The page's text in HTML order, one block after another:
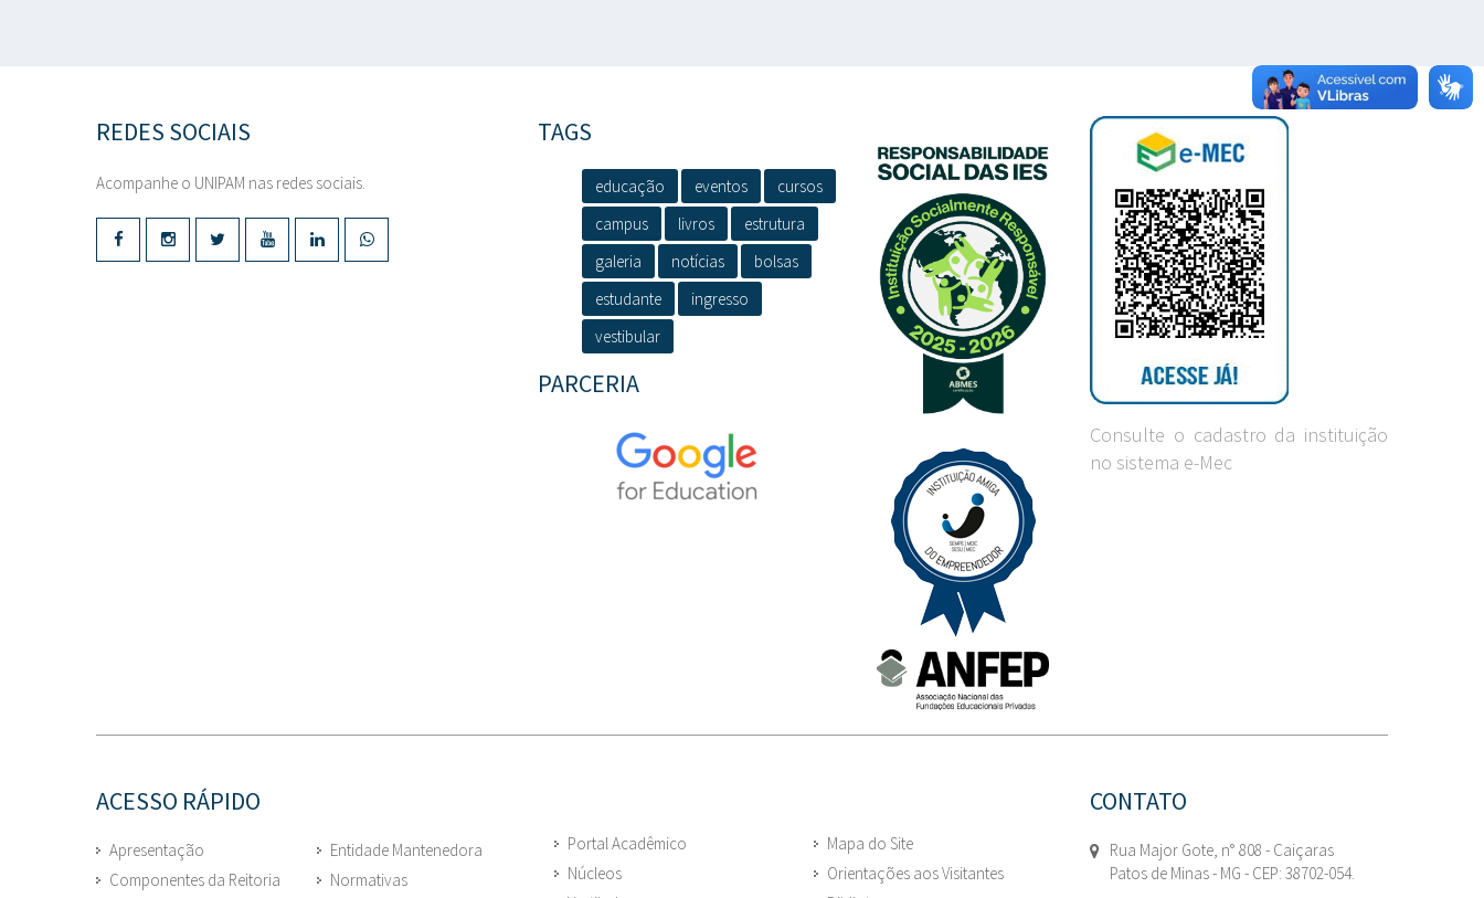
REDES SOCIAIS
Acompanhe o UNIPAM nas redes sociais.
TAGS
educação eventos
cursos
campus
livros
estrutura
galeria
notícias
bolsas
estudante
ingresso
vestibular
PARCERIA
Consulte o cadastro da instituição
no sistema e-Mec
ACESSO RÁPIDO
Apresentação
Componentes da Reitoria
Entidade Mantenedora
Normativas
Portal Acadêmico
Núcleos
Mapa do Site
Orientações aos Visitantes
CONTATO
Rua Major Gote, n° 808 - Caiçaras
Patos de Minas - MG - CEP: 38702-054.